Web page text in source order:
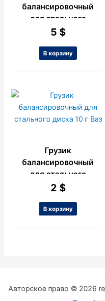
балансировочный
для стального
диска 45 г Ваз
5 $
В корзину
Грузик
балансировочный
для стального
диска 10 г Ваз
2 $
В корзину
Авторское право © 2026